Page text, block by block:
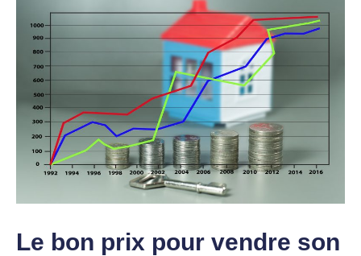
Le bon prix pour vendre son